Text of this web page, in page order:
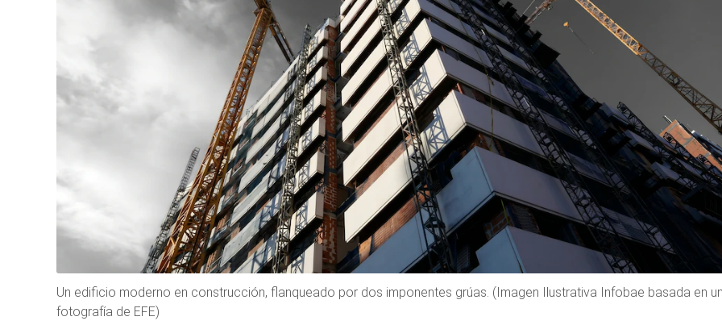
Un edificio moderno en construcción, flanqueado por dos imponentes grúas. (Imagen Ilustrativa Infobae basada en
fotografía de EFE)